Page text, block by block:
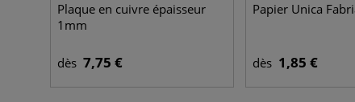
Plaque en cuivre épaisseur
1mm
dès 7,75 €
Papier Unica
dès 1,85 €